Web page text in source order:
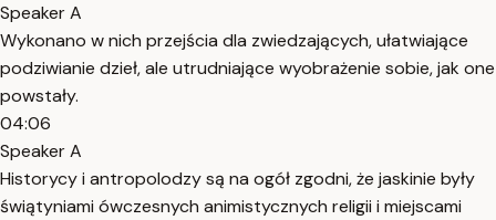
Speaker A
Wykonano w nich przejścia dla zwiedzających, ułatwiające
podziwianie dzieł, ale utrudniające wyobrażenie sobie, jak one
powstały.
04:06
Speaker A
Historycy i antropolodzy są na ogół zgodni, że jaskinie były
świątyniami ówczesnych animistycznych religii i miejscami